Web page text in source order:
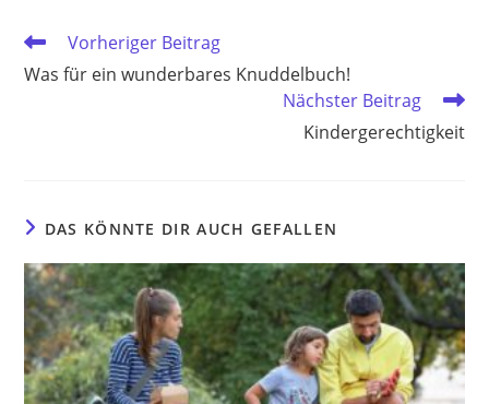
Weitere
ansehen
Vorheriger Beitrag
Was für ein wunderbares Knuddelbuch!
Nächster Beitrag
Kindergerechtigkeit
DAS KÖNNTE DIR AUCH GEFALLEN